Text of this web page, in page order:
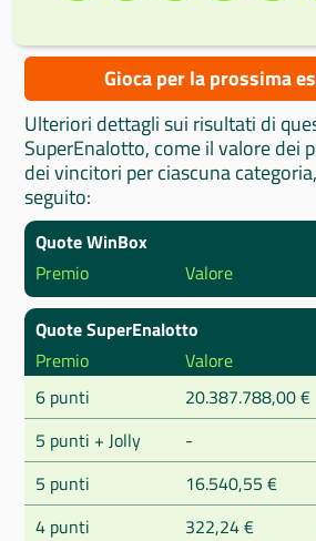
Gioca per la prossima
Ulteriori dettagli sui risultati di
SuperEnalotto, come il valore dei
dei vincitori per ciascuna
seguito:
Quote WinBox
Premio
Valore
Quote SuperEnalotto
Premio
Valore
6 punti
20.387.788,00 €
5 punti + Jolly
-
5 punti
16.540,55 €
4 punti
322,24 €